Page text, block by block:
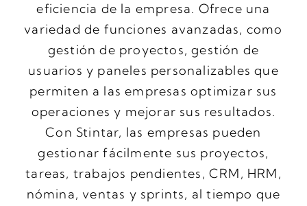
eficiencia de la empresa. Ofrece una
variedad de funciones avanzadas, como
gestión de proyectos, gestión de
usuarios y paneles personalizables que
permiten a las empresas optimizar sus
operaciones y mejorar sus resultados.
Con Stintar, las empresas pueden
gestionar fácilmente sus proyectos,
tareas, trabajos pendientes, CRM, HRM,
nómina, ventas y sprints, al tiempo que